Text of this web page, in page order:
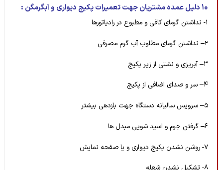
۱۰دلیل عمده مشتریان جهت تعمیرات پکیج دیواری و آبگرمگن :
۱- نداشتن گرمای کافی و مطبوع در رادیاتورها
۲– نداشتن گرمای مطلوب آب گرم مصرفی
۳– آبریزی و نشتی از زیر پکیج
۴– سر و صدای اضافی از پکیج
۵– سرویس سالیانه دستگاه جهت بازدهی بیشتر
۶– گرفتن جرم و اسید شویی مبدل ها
۷- روشن نشدن پکیج دیواری و یا صفحه نمایش
۸- تشکیل نشدن شعله